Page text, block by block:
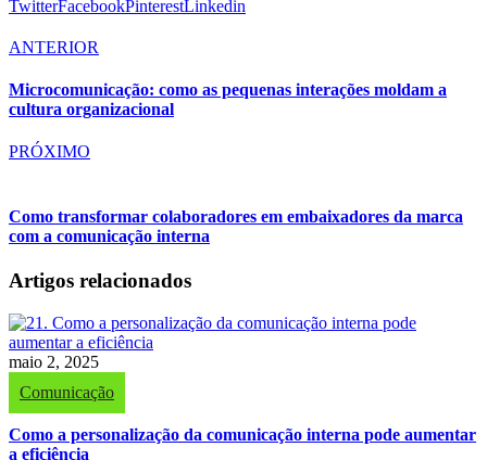
TwitterFacebookPinterestLinkedin
ANTERIOR
Microcomunicação: como as pequenas interações moldam a
cultura organizacional
PRÓXIMO
Como transformar colaboradores em embaixadores da marca
com a comunicação interna
Artigos relacionados
maio 2, 2025
Comunicação
Como a personalização da comunicação interna pode aumentar
a eficiência